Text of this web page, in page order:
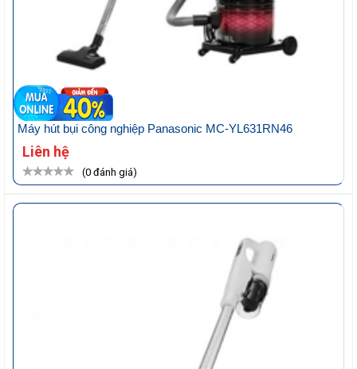
Máy hút bụi công nghiệp Panasonic MC-YL631RN46
Liên hệ
(0 đánh giá)